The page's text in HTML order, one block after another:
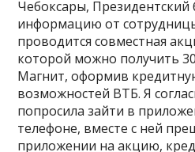
Чебоксары, Президентский
информацию от
проводится совместная
которой можно получить
Магнит, оформив
возможностей ВТБ. Я
попросила зайти в
телефоне, вместе с ней
приложении на акцию,